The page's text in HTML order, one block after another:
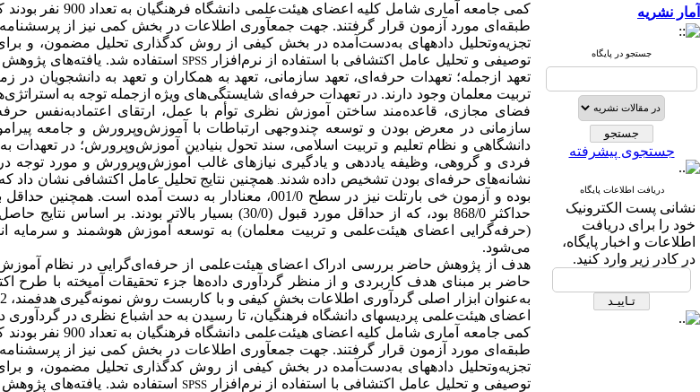
آمار نشریه
جستجو در پایگاه
جستجوی پیشرفته
دریافت اطلاعات پایگاه
نشانی پست الکترونیک
خود را برای دریافت
اطلاعات و اخبار پایگاه،
در کادر زیر وارد کنید.
طبقه‌ای مورد آزمون قرار گرفتند. جهت جمع­آوری اطلاعات در بخش کمی نیز از
تجزیه‌وتحلیل داده­های به‌دست‌آمده در بخش کیفی از روش کدگذاری تحلیل مضمون، و
توصیفی و تحلیل عامل اکتشافی با استفاده از نرم‌افزار SPSS استفاده شد. یافته‌های پژوهش
تعهد ازجمله؛ تعهدات حرفه‌ای،تعهد سازمانی، تعهد به همکاران و تعهد به دانشجویان در
تربیت معلمان وجود دارند. در تعهدات حرفه‌ای شایستگی‌های ویژه ازجمله توجه به
فضای مجازی، قاعده‌مند ساختن آموزش نظری توأم با عمل، ارتقای اعتمادبه‌نفس
سازمانی در
معرض بودن و توسعه چندوجهی ارتباطات با آموزش‌وپرورش و جامعه
دانشگاهی و نظام تعلیم و تربیت اسلامی، سند تحول بنیادین آموزش‌وپرورش؛ در تعهدات
فردی و گروهی، وظیفه یاددهی و یادگیری نیازهای غالب آموزش‌وپرورش و مورد توجه در
نشانه‌های حرفه‌ای بودن تشخیص داده شدند. همچنین نتایج تحلیل عامل اکتشافی نشان داد
حداکثر 868/0 بود، که از حداقل مورد قبول (30/0) بسیار بالاتر بودند.
بر اساس نتایج
(حرفه‌گرایی اعضای هیئت‌علمی و تربیت معلمان) به توسعه آموزش هوشمند و سرمایه
می‌شود.
هدف از پژوهش حاضر بررسی
ادراک اعضای هیئت‌علمی از حرفه‌ای‌گرایی در نظام
حاضر بر مبنای هدف کاربردی و از منظر گردآوری داده‌ها جزء تحقیقات آمیخته با طرح
اعضای هیئت‌علمی پردیس­های دانشگاه فرهنگیان، تا رسیدن به حد اشباع نظری در
طبقه‌ای مورد آزمون قرار گرفتند. جهت جمع­آوری اطلاعات در بخش کمی نیز از
تجزیه‌وتحلیل داده­های به‌دست‌آمده در بخش کیفی از روش کدگذاری تحلیل مضمون، و
توصیفی و تحلیل عامل اکتشافی با استفاده از نرم‌افزار SPSS استفاده شد. یافته‌های پژوهش